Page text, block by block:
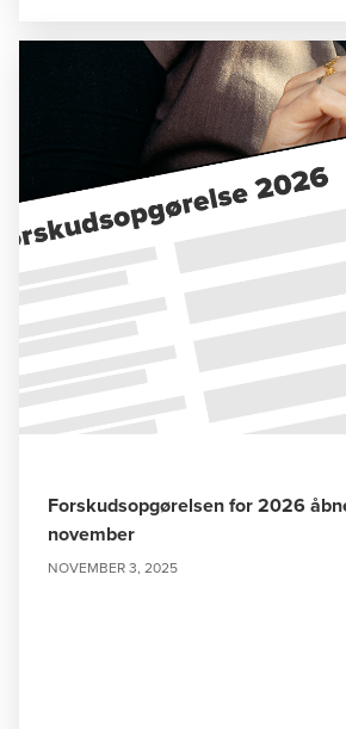
Forskudsopgørelsen for 2026
november
NOVEMBER 3, 2025